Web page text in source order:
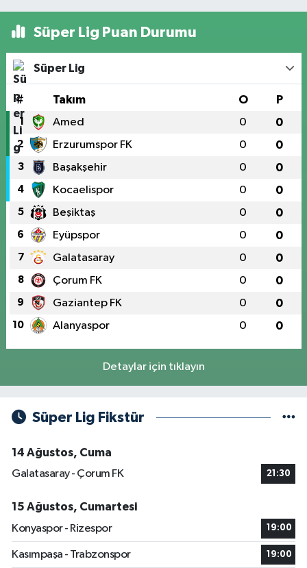
Süper Lig Puan Durumu
Süper Lig
# Takım O P
1 Amed 0 0
2 Erzurumspor FK 0 0
3 Başakşehir 0 0
4 Kocaelispor 0 0
5 Beşiktaş 0 0
6 Eyüpspor 0 0
7 Galatasaray 0 0
8 Çorum FK 0 0
9 Gaziantep FK 0 0
10 Alanyaspor 0 0
Detaylar için tıklayın
Süper Lig Fikstür
14 Ağustos, Cuma
Galatasaray - Çorum FK
21:30
15 Ağustos, Cumartesi
Konyaspor - Rizespor
19:00
Kasımpaşa - Trabzonspor 19:00